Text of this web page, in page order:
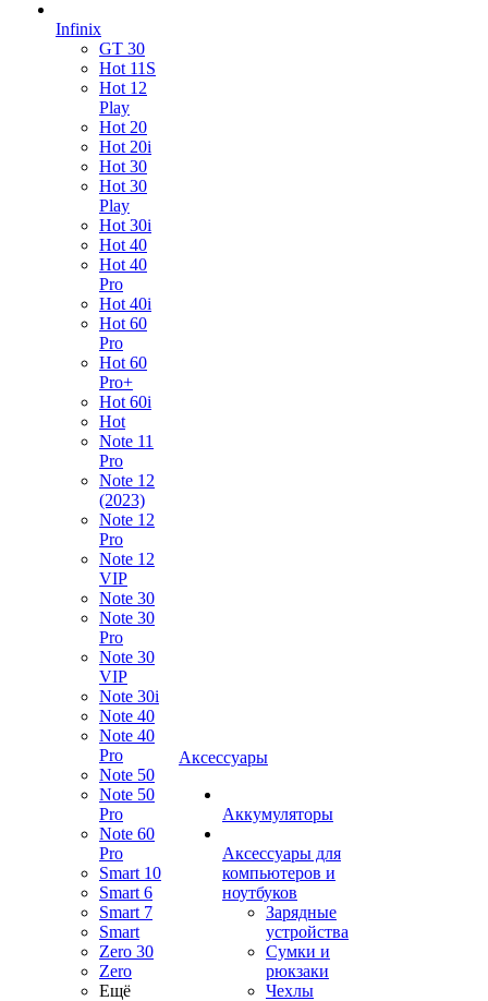
Infinix
GT 30
Hot 11S
Hot 12
Play
Hot 20
Hot 20i
Hot 30
Hot 30
Play
Hot 30i
Hot 40
Hot 40
Pro
Hot 40i
Hot 60
Pro
Hot 60
Pro+
Hot 60i
Hot
Note 11
Pro
Note 12
(2023)
Note 12
Pro
Note 12
VIP
Note 30
Note 30
Pro
Note 30
VIP
Note 30i
Note 40
Note 40
Pro
Note 50
Note 50
Pro
Note 60
Pro
Smart 10
Smart 6
Smart 7
Smart
Zero 30
Zero
Ещё
Аксессуары
Аккумуляторы
Аксессуары для
компьютеров и
ноутбуков
Зарядные
устройства
Сумки и
рюкзаки
Чехлы